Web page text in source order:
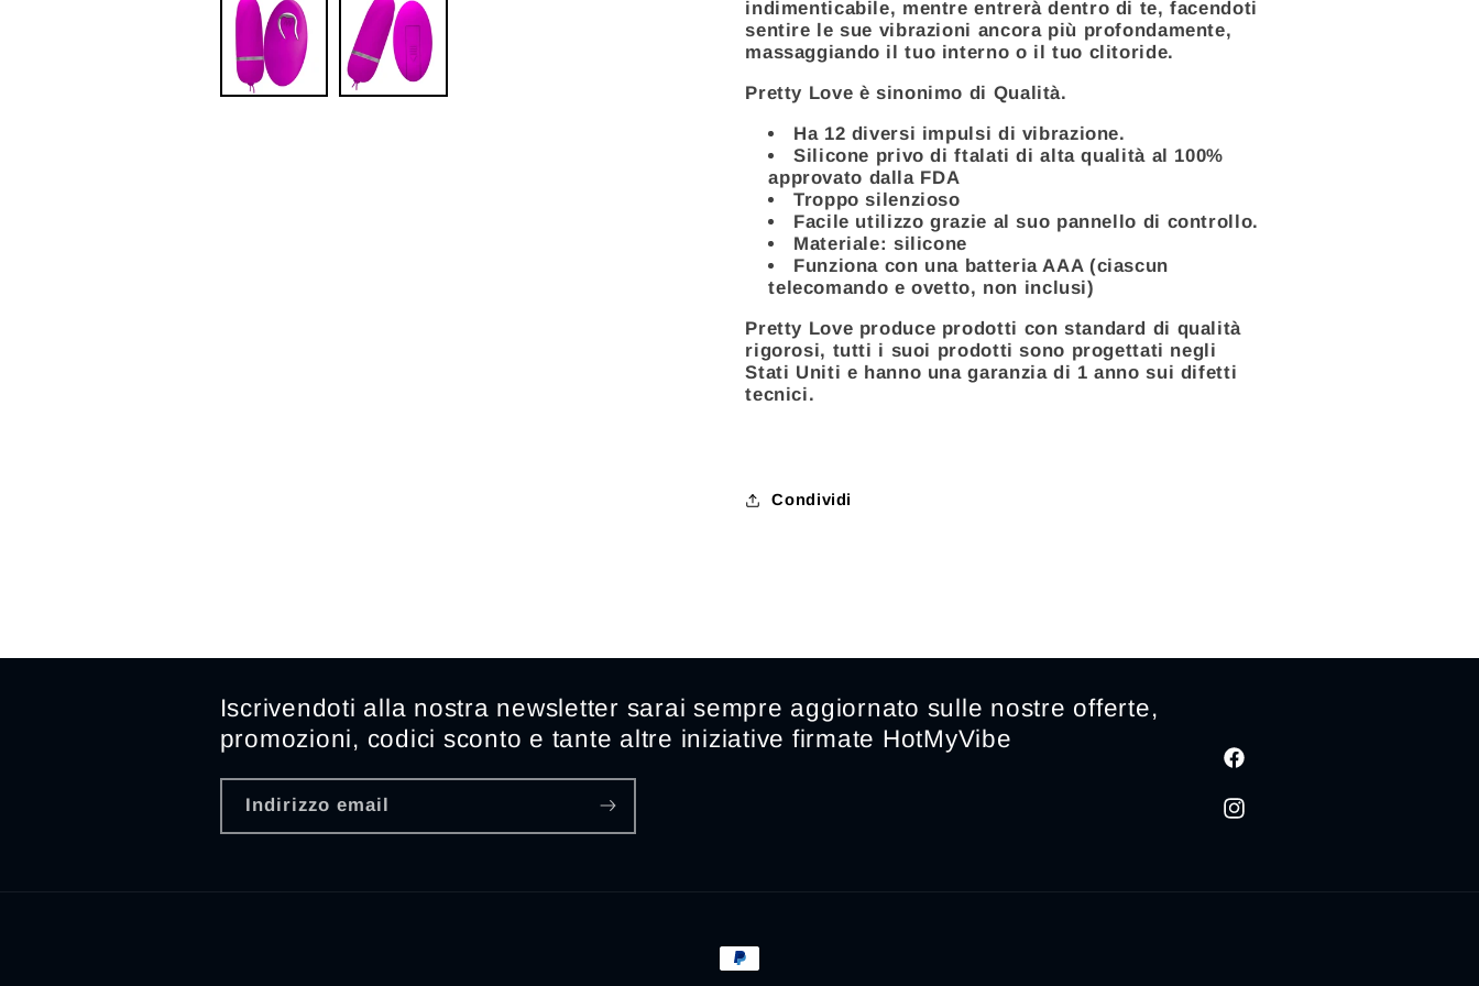
indimenticabile, mentre entrerà dentro di te, facendoti
sentire le sue vibrazioni ancora più profondamente,
massaggiando il tuo interno o il tuo clitoride.
Pretty Love è sinonimo di Qualità.
Ha 12 diversi impulsi di vibrazione.
Silicone privo di ftalati di alta qualità al 100%
approvato dalla FDA
Troppo silenzioso
Facile utilizzo grazie al suo pannello di controllo.
Materiale: silicone
Funziona con una batteria AAA (ciascun
telecomando e ovetto, non inclusi)
Pretty Love produce prodotti con standard di qualità
rigorosi, tutti i suoi prodotti sono progettati negli
Stati Uniti e hanno una garanzia di 1 anno sui difetti
tecnici.
Condividi
Iscrivendoti alla nostra newsletter sarai sempre aggiornato sulle nostre offerte,
promozioni, codici sconto e tante altre iniziative firmate HotMyVibe
Indirizzo email
Facebook
Instagram
Metodi